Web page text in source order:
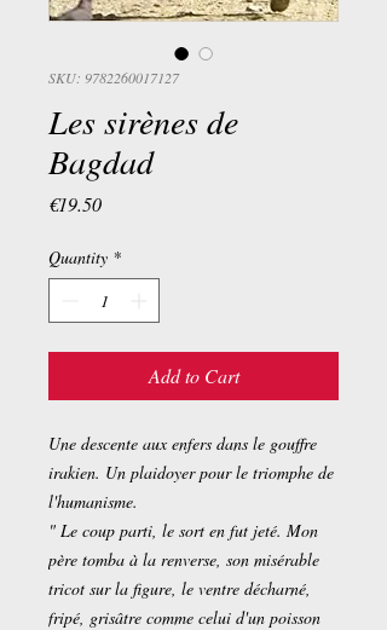
SKU: 9782260017127
Les sirènes de
Bagdad
€19.50Price
Quantity *
Add to Cart
Une descente aux enfers dans le gouffre
irakien. Un plaidoyer pour le triomphe de
l'humanisme.
" Le coup parti, le sort en fut jeté. Mon
père tomba à la renverse, son misérable
tricot sur la figure, le ventre décharné,
fripé, grisâtre comme celui d'un poisson